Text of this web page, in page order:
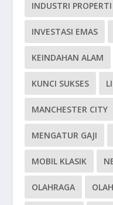
INDUSTRI PROPERTI
INVESTASI EMAS
KEINDAHAN ALAM
KUNCI SUKSES
MANCHESTER CITY
MENGATUR GAJI
MOBIL KLASIK
OLAHRAGA